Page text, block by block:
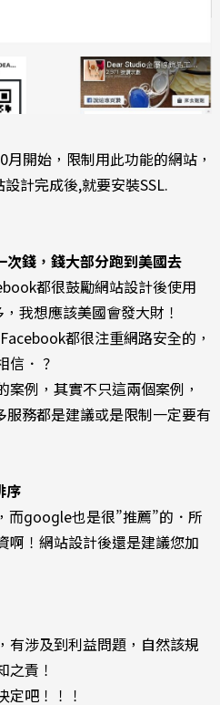
開始，限制用此功能的網站，
計完成後,就要安裝SSL.
次錢，錢大部分跑到美國去
都很鼓勵網站設計後使用
我想應該美國會發大財！
都很注重網路安全的，
信．？
案例，其實不只這兩個案例，
務都是建議或是限制一定要有
序
而google也是很”推薦”的．所
啊！網站設計後還是建議您加
有涉及到利益問題，自然該規
之責！
定吧！！！